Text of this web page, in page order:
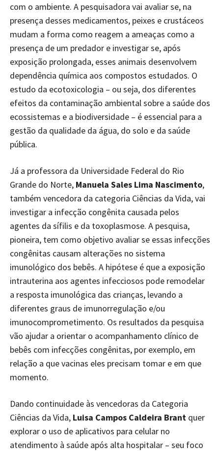
com o ambiente. A pesquisadora vai avaliar se, na
presença desses medicamentos, peixes e crustáceos
mudam a forma como reagem a ameaças como a
presença de um predador e investigar se, após
exposição prolongada, esses animais desenvolvem
dependência química aos compostos estudados. O
estudo da ecotoxicologia – ou seja, dos diferentes
efeitos da contaminação ambiental sobre a saúde dos
ecossistemas e a biodiversidade – é essencial para a
gestão da qualidade da água, do solo e da saúde
pública.
Já a professora da Universidade Federal do Rio
Grande do Norte, Manuela Sales Lima Nascimento,
também vencedora da categoria Ciências da Vida, vai
investigar a infecção congênita causada pelos
agentes da sífilis e da toxoplasmose. A pesquisa,
pioneira, tem como objetivo avaliar se essas infecções
congênitas causam alterações no sistema
imunológico dos bebês. A hipótese é que a exposição
intrauterina aos agentes infecciosos pode remodelar
a resposta imunológica das crianças, levando a
diferentes graus de imunorregulação e/ou
imunocomprometimento. Os resultados da pesquisa
vão ajudar a orientar o acompanhamento clínico de
bebês com infecções congênitas, por exemplo, em
relação a que vacinas eles precisam tomar e em que
momento.
Dando continuidade às vencedoras da Categoria
Ciências da Vida, Luisa Campos Caldeira Brant quer
explorar o uso de aplicativos para celular no
atendimento à saúde após alta hospitalar – seu foco